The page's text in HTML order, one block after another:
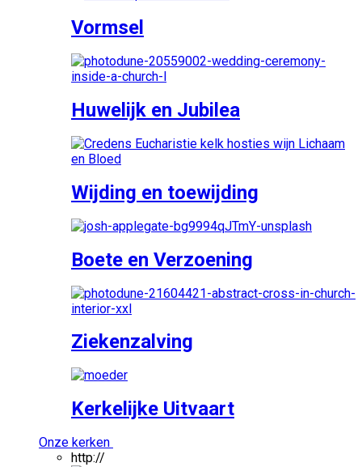
Vormsel
Huwelijk en Jubilea
Wijding en toewijding
Boete en Verzoening
Ziekenzalving
Kerkelijke Uitvaart
Onze kerken
http://